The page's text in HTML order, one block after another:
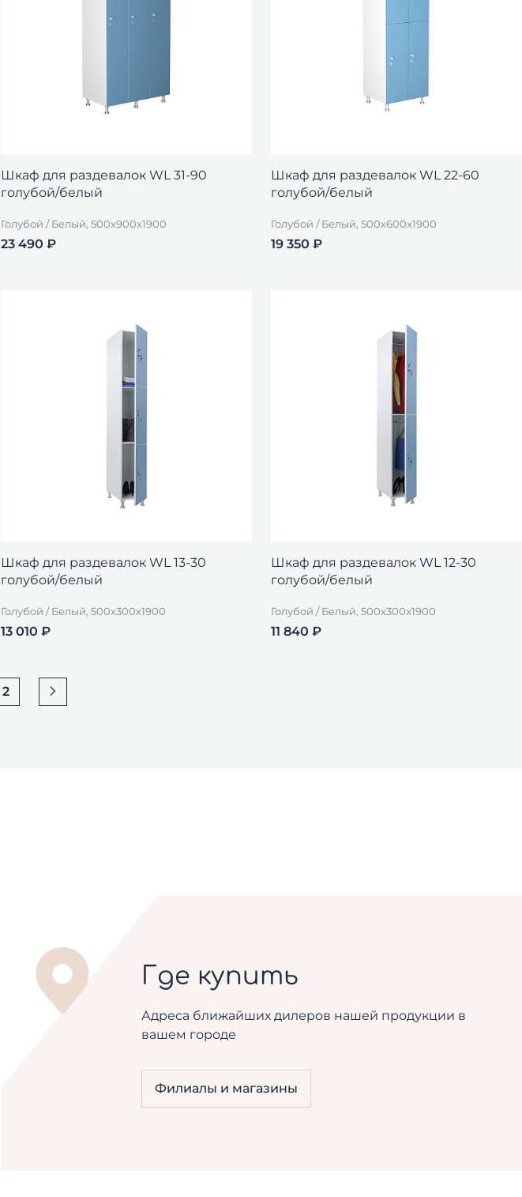
Шкаф для раздевалок WL 31-90
голубой/белый
Голубой / Белый, 500x900x1900
23 490 ₽
Шкаф для раздевалок WL 22-60
голубой/белый
Голубой / Белый, 500x600x1900
19 350 ₽
Шкаф для раздевалок WL 13-30
голубой/белый
Голубой / Белый, 500x300x1900
13 010 ₽
Шкаф для раздевалок WL 12-30
голубой/белый
Голубой / Белый, 500x300x1900
11 840 ₽
2
Где купить
Адреса ближайших дилеров нашей продукции в
вашем городе
Филиалы и магазины